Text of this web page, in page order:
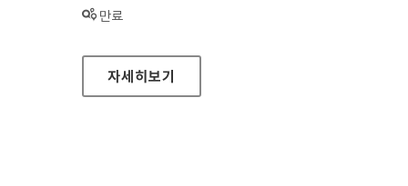
상태 :
만료
우체국보험(IOS VER. 2.0.3)
자세히보기